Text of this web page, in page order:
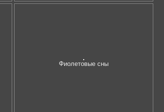
Фиолетовые сны